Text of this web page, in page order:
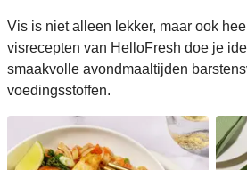
Vis is niet alleen lekker, maar ook
visrecepten van HelloFresh doe je
smaakvolle avondmaaltijden
voedingsstoffen.